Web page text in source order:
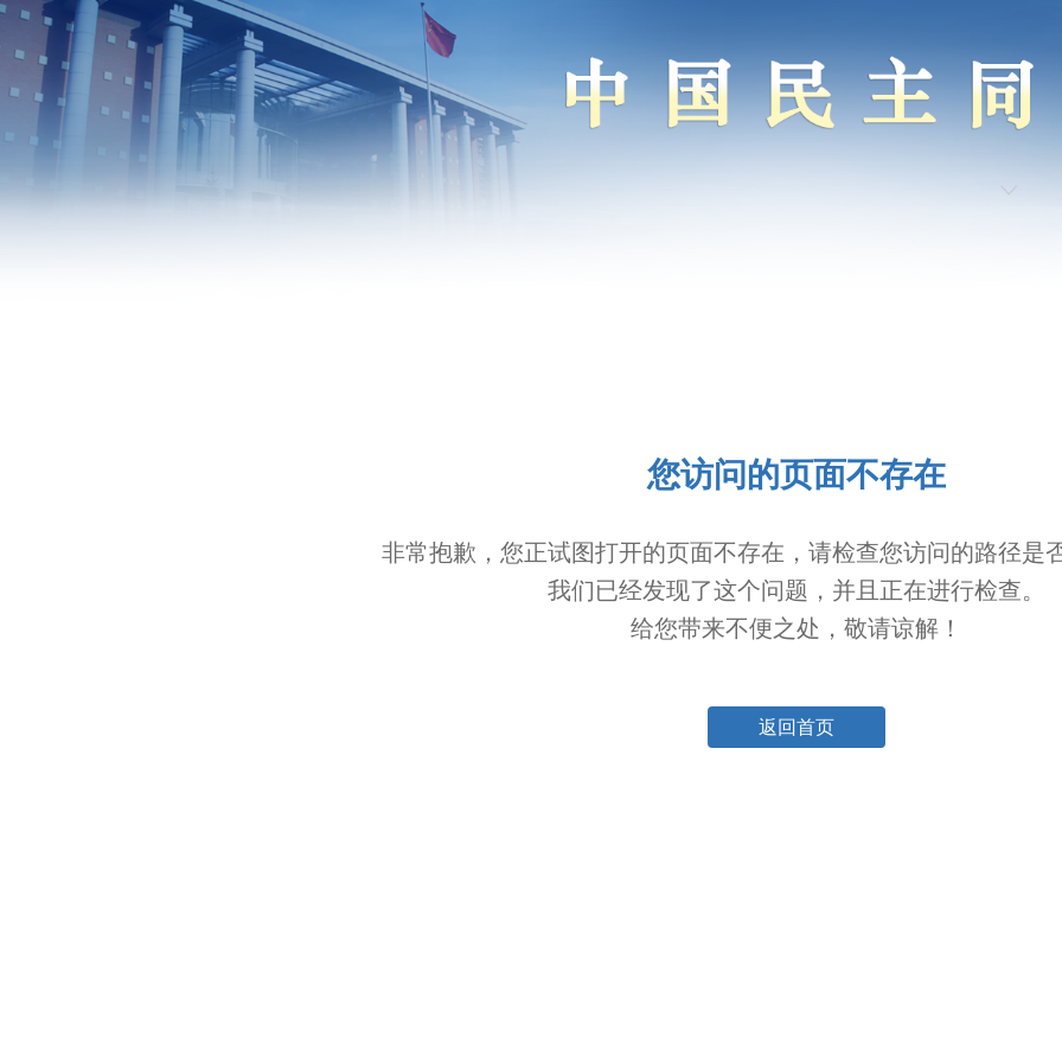
您访问的页面不存在
非常抱歉，您正试图打开的页面不存在，请检查您访问的路径是
我们已经发现了这个问题，并且正在进行检查。
给您带来不便之处，敬请谅解！
返回首页